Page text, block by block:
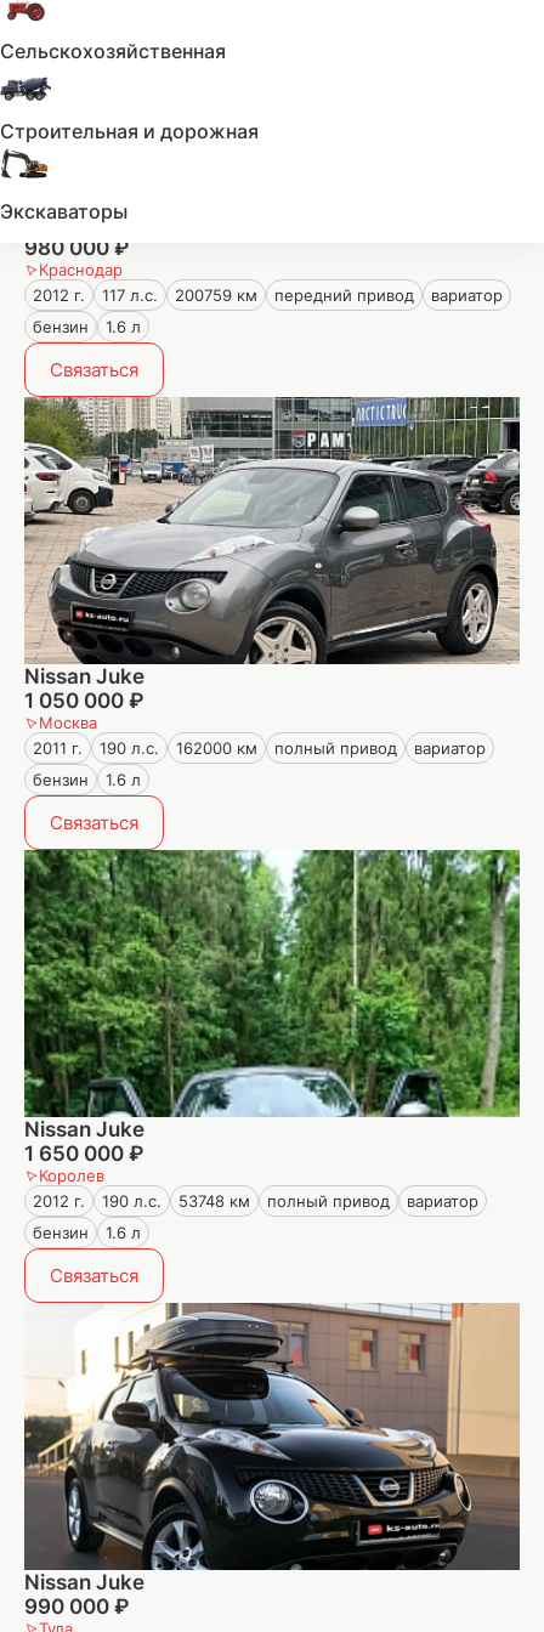
Сельскохозяйственная
Строительная и дорожная
Экскаваторы
Nissan Juke
980 000 ₽
Краснодар
2012 г.
117 л.с. 200759 км передний привод
вариатор
бензин
1.6 л
Связаться
Nissan Juke
1 050 000 ₽
Москва
2011 г.
190 л.с. 162000 км полный привод
вариатор
бензин
1.6 л
Связаться
Nissan Juke
1 650 000 ₽
Королев
2012 г.
190 л.с. 53748 км полный привод
вариатор
бензин
1.6 л
Связаться
Nissan Juke
990 000 ₽